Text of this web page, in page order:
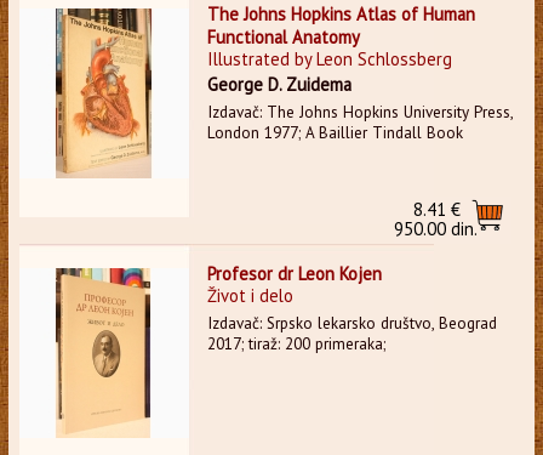
The Johns Hopkins Atlas of Human
Functional Anatomy
Illustrated by Leon Schlossberg
George D. Zuidema
Izdavač: The Johns Hopkins University Press,
London 1977; A Baillier Tindall Book
8.41 €
950.00 din.
Profesor dr Leon Kojen
Život i delo
Izdavač: Srpsko lekarsko društvo, Beograd
2017; tiraž: 200 primeraka;